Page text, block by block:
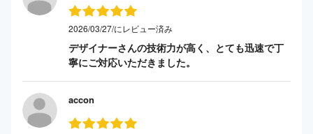
2026/03/27/にレビュー済み
デザイナーさんの技術力が高く、とても迅速で丁
寧にご対応いただきました。
accon